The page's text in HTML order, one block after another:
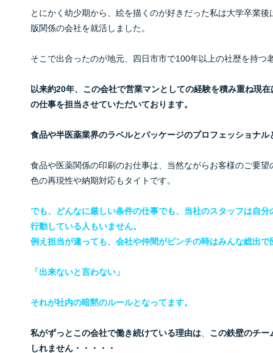
とにかく幼少期から、絵を描くのが好きだった私は大学卒業
版関係の会社を就活しました。
そこで出合ったのが地元、四日市市で100年以上の社歴を持つ
以来約20年、この会社で営業マンとしての経験を積み重ね現在
の仕事を担当させていただいております。
食品や半医薬業界のラベルとパッケージのプロフェッショナル
食品や医薬関係の印刷のお仕事は、当然ながらお客様のご要
色の再現性や納期対応もタイトです。
でも、どんなに厳しい条件の仕事でも、当社のスタッフは自分
行動している人もいません。
例え担当が違っても、会社や仲間がピンチの時はみんな総出で
「出来ないと言わない」
それが社内の暗黙のルールとなってます。
私がずっとこの会社で働き続けている理由は
この鉄壁のチー
しれません・・・・・